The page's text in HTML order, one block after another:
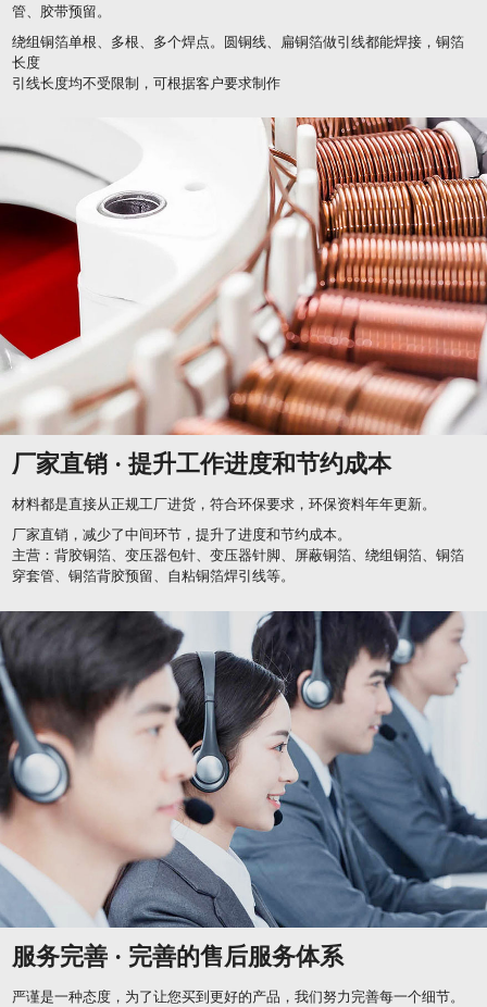
管、胶带预留。
绕组铜箔单根、多根、多个焊点。圆铜线、扁铜箔做引线都能焊接，铜箔
长度
引线长度均不受限制，可根据客户要求制作
厂家直销 · 提升工作进度和节约成本
材料都是直接从正规工厂进货，符合环保要求，环保资料年年更新。
厂家直销，减少了中间环节，提升了进度和节约成本。
主营：背胶铜箔、变压器包针、变压器针脚、屏蔽铜箔、绕组铜箔、铜箔
穿套管、铜箔背胶预留、自粘铜箔焊引线等。
服务完善 · 完善的售后服务体系
严谨是一种态度，为了让您买到更好的产品，我们努力完善每一个细节。